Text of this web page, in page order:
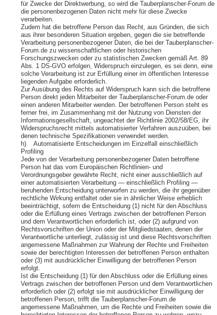
für Zwecke der Direktwerbung, so wird die Tauberplanscher-Forum.de
die personenbezogenen Daten nicht mehr für diese Zwecke
verarbeiten.
Zudem hat die betroffene Person das Recht, aus Gründen, die sich
aus ihrer besonderen Situation ergeben, gegen die sie betreffende
Verarbeitung personenbezogener Daten, die bei der Tauberplanscher-
Forum.de zu wissenschaftlichen oder historischen
Forschungszwecken oder zu statistischen Zwecken gemäß Art. 89
Abs. 1 DS-GVO erfolgen, Widerspruch einzulegen, es sei denn, eine
solche Verarbeitung ist zur Erfüllung einer im öffentlichen Interesse
liegenden Aufgabe erforderlich.
Zur Ausübung des Rechts auf Widerspruch kann sich die betroffene
Person direkt jeden Mitarbeiter der Tauberplanscher-Forum.de oder
einen anderen Mitarbeiter wenden. Der betroffenen Person steht es
ferner frei, im Zusammenhang mit der Nutzung von Diensten der
Informationsgesellschaft, ungeachtet der Richtlinie 2002/58/EG, ihr
Widerspruchsrecht mittels automatisierter Verfahren auszuüben, bei
denen technische Spezifikationen verwendet werden.
h) Automatisierte Entscheidungen im Einzelfall einschließlich
Profiling
Jede von der Verarbeitung personenbezogener Daten betroffene
Person hat das vom Europäischen Richtlinien- und
Verordnungsgeber gewährte Recht, nicht einer ausschließlich auf
einer automatisierten Verarbeitung — einschließlich Profiling —
beruhenden Entscheidung unterworfen zu werden, die ihr gegenüber
rechtliche Wirkung entfaltet oder sie in ähnlicher Weise erheblich
beeinträchtigt, sofern die Entscheidung (1) nicht für den Abschluss
oder die Erfüllung eines Vertrags zwischen der betroffenen Person
und dem Verantwortlichen erforderlich ist, oder (2) aufgrund von
Rechtsvorschriften der Union oder der Mitgliedstaaten, denen der
Verantwortliche unterliegt, zulässig ist und diese Rechtsvorschriften
angemessene Maßnahmen zur Wahrung der Rechte und Freiheiten
sowie der berechtigten Interessen der betroffenen Person enthalten
oder (3) mit ausdrücklicher Einwilligung der betroffenen Person
erfolgt.
Ist die Entscheidung (1) für den Abschluss oder die Erfüllung eines
Vertrags zwischen der betroffenen Person und dem Verantwortlichen
erforderlich oder (2) erfolgt sie mit ausdrücklicher Einwilligung der
betroffenen Person, trifft die Tauberplanscher-Forum.de
angemessene Maßnahmen, um die Rechte und Freiheiten sowie die